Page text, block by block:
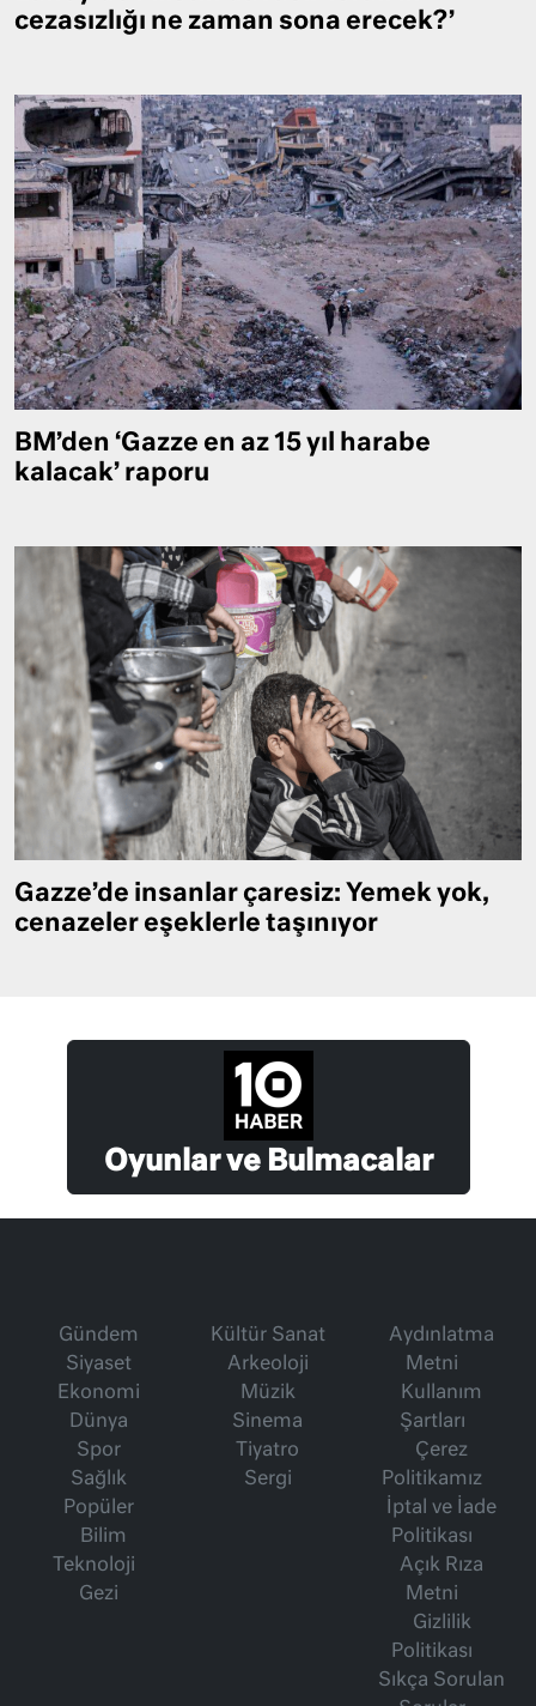
cezasızlığı ne zaman sona erecek?’
BM’den ‘Gazze en az 15 yıl harabe
kalacak’ raporu
Gazze’de insanlar çaresiz: Yemek yok,
cenazeler eşeklerle taşınıyor
Oyunlar ve Bulmacalar
Gündem
Siyaset
Ekonomi
Dünya
Spor
Sağlık
Popüler
Bilim
Teknoloji
Gezi
Kültür Sanat
Arkeoloji
Müzik
Sinema
Tiyatro
Sergi
Aydınlatma
Metni
Kullanım
Şartları
Çerez
Politikamız
İptal ve İade
Politikası
Açık Rıza
Metni
Gizlilik
Politikası
Sıkça Sorulan